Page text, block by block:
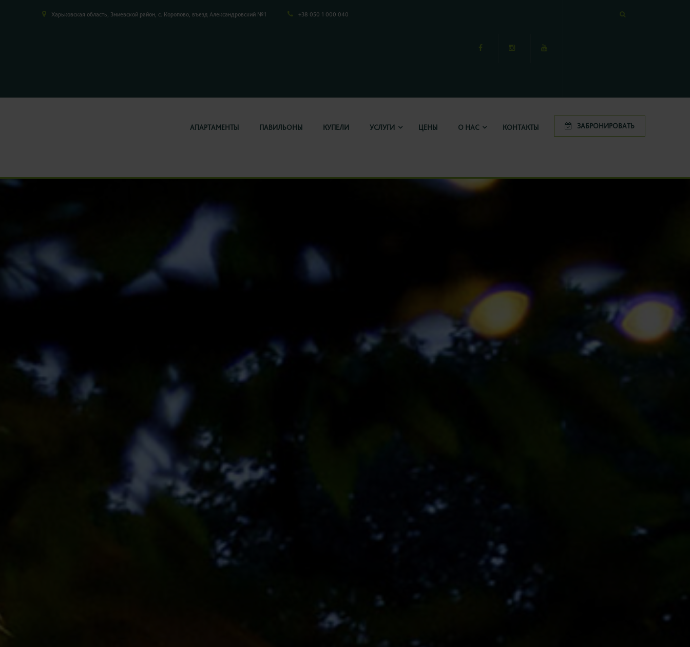
Харьковская область, Змиевской район, с. Коропово, въезд Александровский №1 +38 050 1 000 040
АПАРТАМЕНТЫ ПАВИЛЬОНЫ КУПЕЛИ УСЛУГИ ЦЕНЫ О НАС КОНТАКТЫ ЗАБРОНИРОВАТЬ